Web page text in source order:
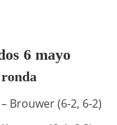
6 mayo
– Brouwer (6-2, 6-2)